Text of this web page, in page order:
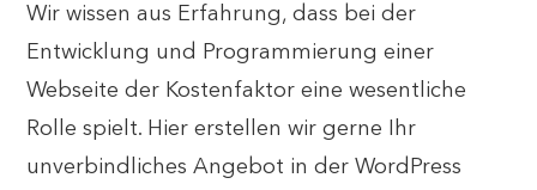
Wir wissen aus Erfahrung, dass bei der
Entwicklung und Programmierung einer
Webseite der Kostenfaktor eine wesentliche
Rolle spielt. Hier erstellen wir gerne Ihr
unverbindliches Angebot in der WordPress